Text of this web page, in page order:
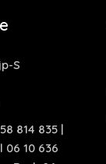
S
814 835 |
10 636